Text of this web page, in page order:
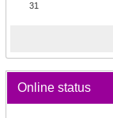
31
Online status